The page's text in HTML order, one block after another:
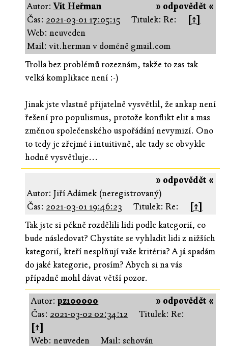
» odpovědět «
Autor:Vít Heřman
Čas: 2021-03-01 17:05:15 Titulek: Re:
[↑]
Web: neuveden
Mail: vit.herman v doméně gmail.com
Trolla bez problémů rozeznám, takže to zas tak
velká komplikace není :-)
Jinak jste vlastně přijatelně vysvětlil, že ankap není
řešení pro populismus, protože konflikt elit a mas
změnou společenského uspořádání nevymizí. Ono
to tedy je zřejmé i intuitivně, ale tady se obvykle
hodně vysvětluje...
» odpovědět «
Autor: Jiří Adámek (neregistrovaný)
Čas: 2021-03-01 19:46:23 Titulek: Re:
[↑]
Tak jste si pěkně rozdělili lidi podle kategorií, co
bude následovat? Chystáte se vyhladit lidi z nižších
kategorií, kteří nesplňují vaše kritéria? A já spadám
do jaké kategorie, prosím? Abych si na vás
případně mohl dávat větší pozor.
» odpovědět «
Autor:pz100000
Čas: 2021-03-02 02:34:12
Titulek: Re:
[↑]
Web: neuveden
Mail: schován